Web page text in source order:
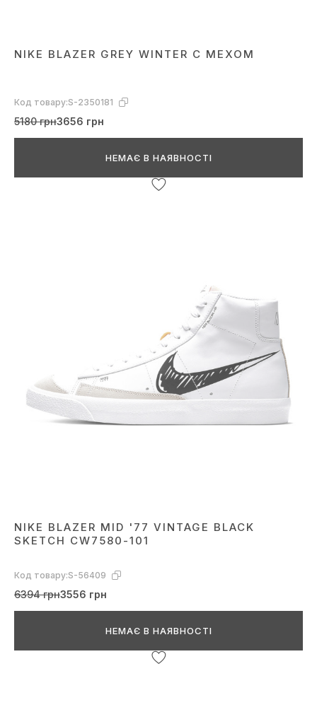
NIKE BLAZER GREY WINTER С МЕХОМ
Код товару:S-2350181
5180 грн3656 грн
НЕМАЄ В НАЯВНОСТІ
NIKE BLAZER MID '77 VINTAGE BLACK
SKETCH CW7580-101
Код товару:S-56409
6394 грн3556 грн
НЕМАЄ В НАЯВНОСТІ